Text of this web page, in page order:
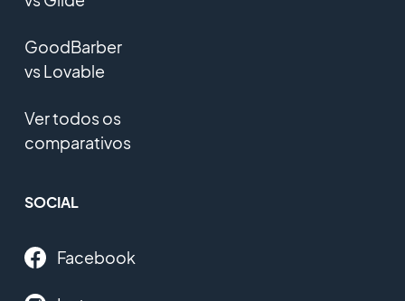
GoodBarber
vs Lovable
Ver todos os
comparativos
SOCIAL
Facebook